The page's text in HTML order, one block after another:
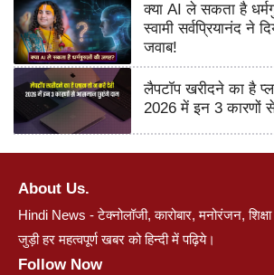
क्या AI ले सकता है
स्वामी सर्वप्रियानंद ने
जवाब!
लैपटॉप खरीदने का है
2026 में इन 3 कारणों
About Us.
Hindi News - टेक्नोलॉजी, कारोबार, मनोरंजन,
जुड़ी हर महत्वपूर्ण खबर को हिन्दी में पढ़िये।
Follow Now